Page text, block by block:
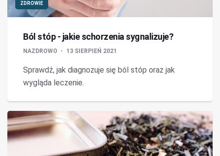
ZDROWIE
Ból stóp - jakie schorzenia sygnalizuje?
NAZDROWO 13 SIERPIEŃ 2021
Sprawdź, jak diagnozuje się ból stóp oraz jak
wygląda leczenie.